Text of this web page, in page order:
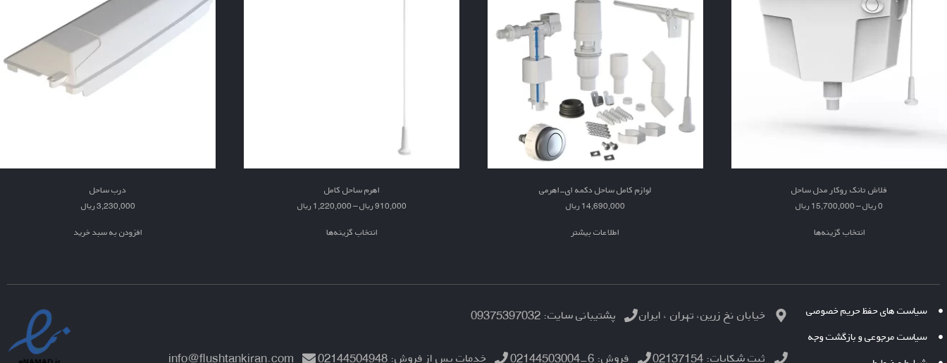
فلاش تانک روکار مدل ساحل
0ریال–
15,700,000 ریال
انتخاب گزینه‌ها
لوازم کامل ساحل دکمه ای-اهرمی
14,690,000 ریال
اطلاعات بیشتر
اهرم ساحل کامل
910,000ریال–
1,220,000 ریال
انتخاب گزینه‌ها
درب ساحل
3,230,000ریال
افزودن به سبد خرید
سیاست های حفظ حریم خصوصی
سیاست مرجوعی و بازگشت وجه
خیابان نخ زرین، تهران ، ایران پشتیبانی سایت: 09375397032
ثبت شکایات: 02137154 فروش: 6-02144503004 خدمات پس از فروش: 02144504948 info@flushtankiran.com